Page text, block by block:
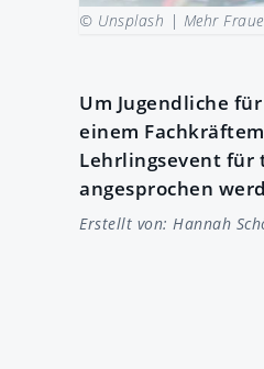
© Unsplash | Mehr
Um Jugendliche
einem
Lehrlingsevent für
angesprochen
Erstellt von: Hannah